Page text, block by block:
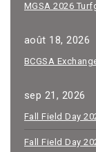
MGSA 2026
août 18, 2026
BCGSA
sep 21, 2026
Fall Field Day
Fall Field Day